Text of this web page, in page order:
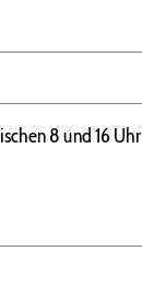
8 und 16 Uhr